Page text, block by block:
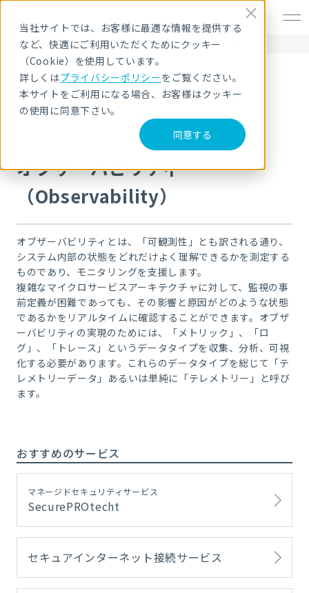
当社サイトでは、お客様に最適な情報を提供する
など、快適にご利用いただくためにクッキー
（Cookie）を使用しています。
詳しくはプライバシーポリシーをご覧ください。
本サイトをご利用になる場合、お客様はクッキー
の使用に同意下さい。
同意する
HOME セキュリティ用語解説 オブザーバビリティ（Observability）
セキュリティ用語解説
オブザーバビリティ
（Observability）
オブザーバビリティとは、「可観測性」とも訳される通り、
システム内部の状態をどれだけよく理解できるかを測定する
ものであり、モニタリングを支援します。
複雑なマイクロサービスアーキテクチャに対して、監視の事
前定義が困難であっても、その影響と原因がどのような状態
であるかをリアルタイムに確認することができます。オブザ
ーバビリティの実現のためには、「メトリック」、「ロ
グ」、「トレース」というデータタイプを収集、分析、可視
化する必要があります。これらのデータタイプを総じて「テ
レメトリーデータ」あるいは単純に「テレメトリー」と呼び
ます。
おすすめのサービス
マネージドセキュリティサービス
SecurePROtecht
セキュアインターネット接続サービス